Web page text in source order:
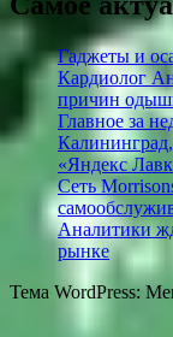
Гаджеты и
Кардиолог
причин
Главное за
«Яндекс
Сеть
Аналитики
рынке
Тема WordPress: